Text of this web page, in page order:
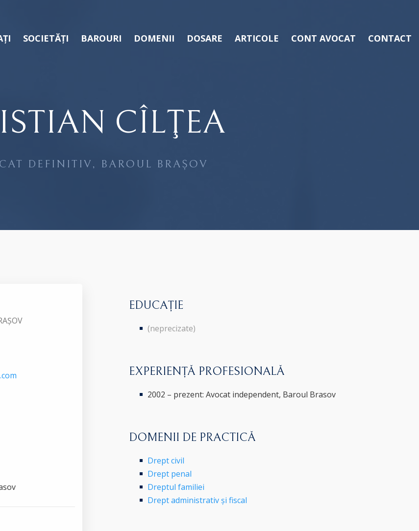
SOCIETĂȚI BAROURI DOMENII DOSARE ARTICOLE CONT AVOCAT CONTACT
CÎLŢEA
DEFINITIV, BAROUL BRAȘOV
EDUCAȚIE
(neprecizate)
EXPERIENȚĂ PROFESIONALĂ
2002 – prezent: Avocat independent, Baroul Brasov
DOMENII DE PRACTICĂ
Drept civil
Drept penal
Dreptul familiei
Drept administrativ și fiscal